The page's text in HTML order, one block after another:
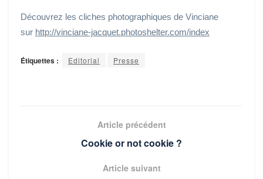
Découvrez les cliches photographiques de Vinciane
sur http://vinciane-jacquet.photoshelter.com/index
Étiquettes : Editorial Presse
Article précédent
Cookie or not cookie ?
Article suivant